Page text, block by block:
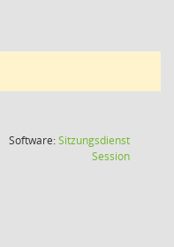
Software:Sitzungsdienst
Session(Wird in